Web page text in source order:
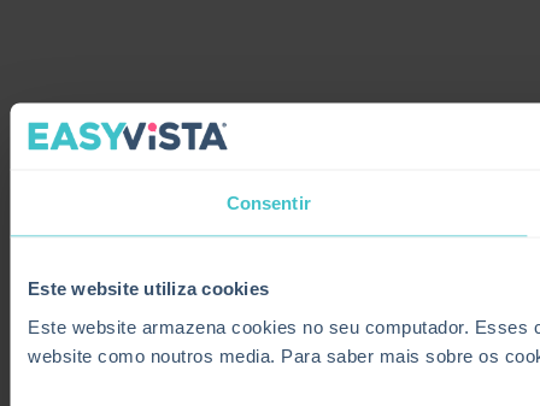
Consentir
Este website utiliza cookies
Este website armazena cookies no seu computador.
website como noutros media. Para saber mais sobre os